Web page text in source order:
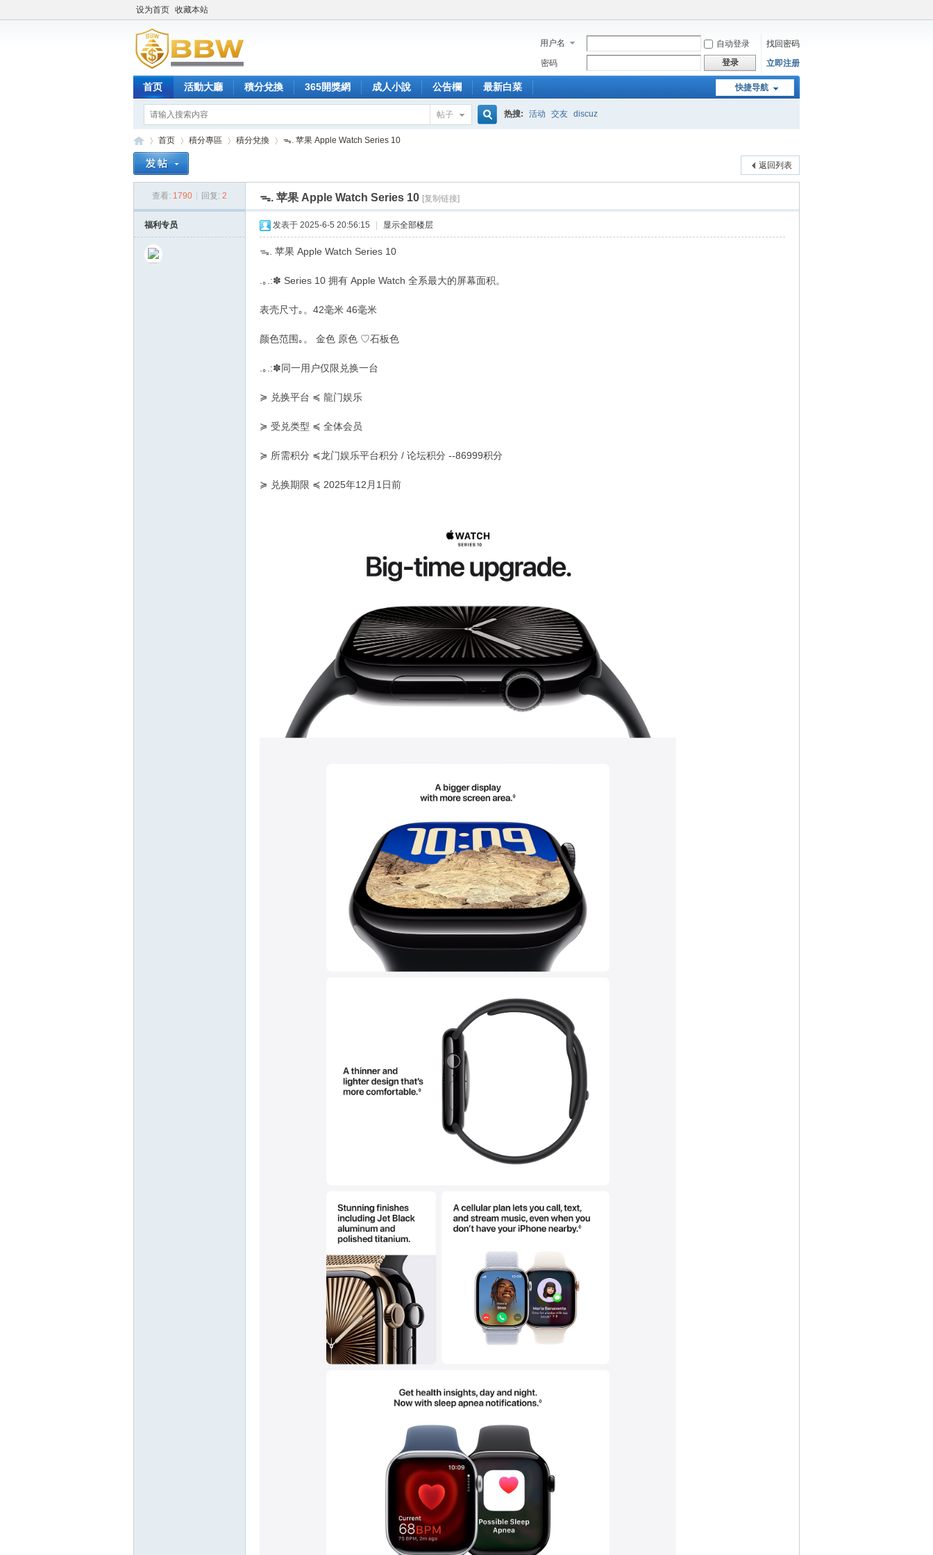
设为首页 收藏本站
用户名 自动登录
找回密码
密码
登录 立即注册
快捷导航
首页 活動大廳 積分兌換 365開獎網 成人小說 公告欄 最新白菜
帖子 热搜: 活动 交友 discuz
首页
›
積分專區
›
積分兌換
›
ᯓ. 苹果 Apple Watch Series 10
返回列表
查看: 1790 回复: 2 ᯓ. 苹果 Apple Watch Series 10 [复制链接]
福利专员 发表于 2025-6-5 20:56:15 显示全部楼层
ᯓ. 苹果 Apple Watch Series 10
.｡.:✽ Series 10 拥有 Apple Watch 全系最大的屏幕面积。
表壳尺寸｡。42毫米 46毫米
颜色范围｡。 金色 原色 ♡石板色
.｡.:✽同一用户仅限兑换一台
≽ 兑换平台 ≼ 龍门娱乐
≽ 受兑类型 ≼ 全体会员
≽ 所需积分 ≼龙门娱乐平台积分 / 论坛积分 --86999积分
≽ 兑换期限 ≼ 2025年12月1日前